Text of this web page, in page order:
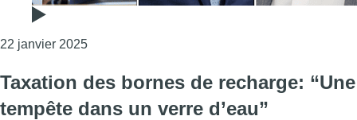
22 janvier 2025Consulter l'article "La Conférence des
Taxation des bornes de recharge: “Une
tempête dans un verre d’eau”